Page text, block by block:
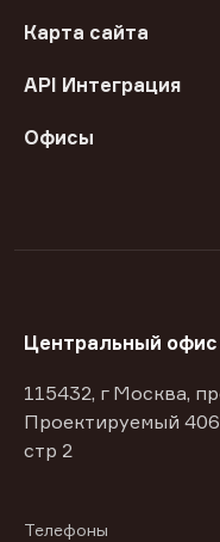
Карта сайта
API Интеграция
Офисы
Центральный офис
115432, г Москва,
Проектируемый
стр 2
Телефоны